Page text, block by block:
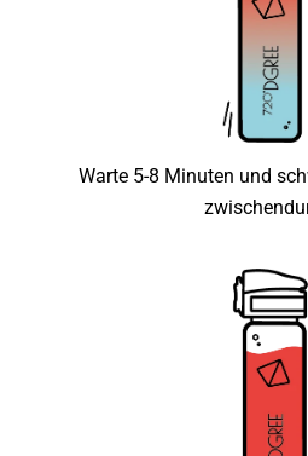
Warte 5-8 Minuten und